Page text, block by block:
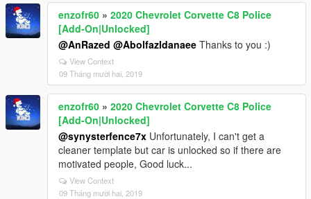
enzofr60 » 2020 Chevrolet Corvette C8 Police
[Add-On|Unlocked]
@AnRazed @Abolfazldanaee Thanks to you :)
View Context
09 Tháng mười hai, 2019
enzofr60 » 2020 Chevrolet Corvette C8 Police
[Add-On|Unlocked]
@synysterfence7x Unfortunately, I can't get a
cleaner template but car is unlocked so if there are
motivated people, Good luck...
View Context
09 Tháng mười hai, 2019